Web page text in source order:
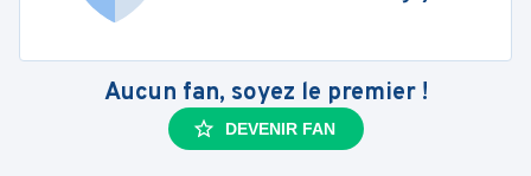
Aucun fan, soyez le premier !
DEVENIR FAN